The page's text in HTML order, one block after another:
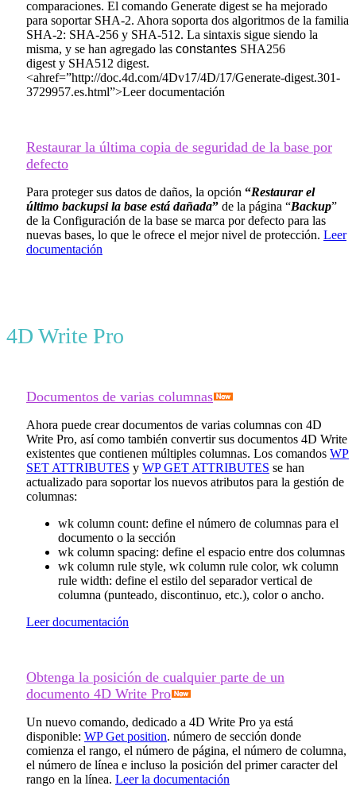
comparaciones. El comando Generate digest se ha mejorado
para soportar SHA-2. Ahora soporta dos algoritmos de la familia
SHA-2: SHA-256 y SHA-512. La sintaxis sigue siendo la
misma, y ​​se han agregado las constantes SHA256
digest y SHA512 digest.
<ahref=”http://doc.4d.com/4Dv17/4D/17/Generate-digest.301-
3729957.es.html”>Leer documentación
Restaurar la última copia de seguridad de la base por
defecto
Para proteger sus datos de daños, la opción “Restaurar el
último backupsi la base está dañada” de la página “Backup”
de la Configuración de la base se marca por defecto para las
nuevas bases, lo que le ofrece el mejor nivel de protección. Leer
documentación
4D Write Pro
Documentos de varias columnas
Ahora puede crear documentos de varias columnas con 4D
Write Pro, así como también convertir sus documentos 4D Write
existentes que contienen múltiples columnas. Los comandos WP
SET ATTRIBUTES y WP GET ATTRIBUTES se han
actualizado para soportar los nuevos atributos para la gestión de
columnas:
wk column count: define el número de columnas para el
documento o la sección
wk column spacing: define el espacio entre dos columnas
wk column rule style, wk column rule color, wk column
rule width: define el estilo del separador vertical de
columna (punteado, discontinuo, etc.), color o ancho.
Leer documentación
Obtenga la posición de cualquier parte de un
documento 4D Write Pro
Un nuevo comando, dedicado a 4D Write Pro ya está
disponible: WP Get position. número de sección donde
comienza el rango, el número de página, el número de columna,
el número de línea e incluso la posición del primer caracter del
rango en la línea. Leer la documentación